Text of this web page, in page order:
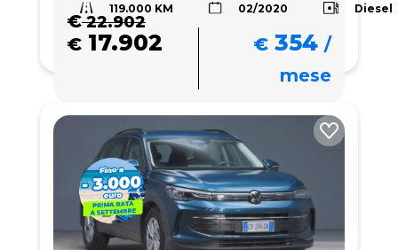
119.000 KM 02/2020 Diesel
€22.902
€ 17.902 € 354 /
mese